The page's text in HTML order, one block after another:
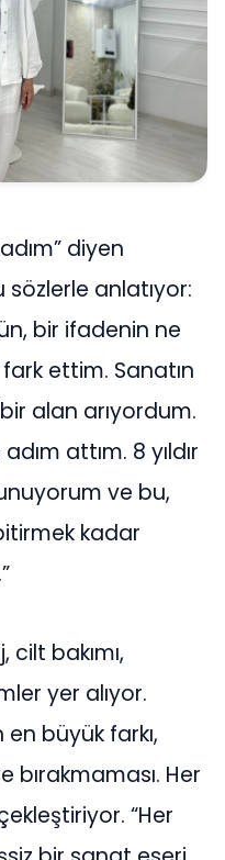
diyen
sözlerle anlatıyor:
bir ifadenin ne
ettim. Sanatın
alan arıyordum.
attım. 8 yıldır
ve bu,
kadar
cilt bakımı,
yer alıyor.
büyük farkı,
bırakmaması. Her
“Her